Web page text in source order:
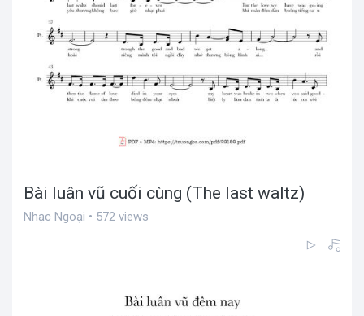
Bài luân vũ cuối cùng (The last waltz)
Nhạc Ngoại • 572 views